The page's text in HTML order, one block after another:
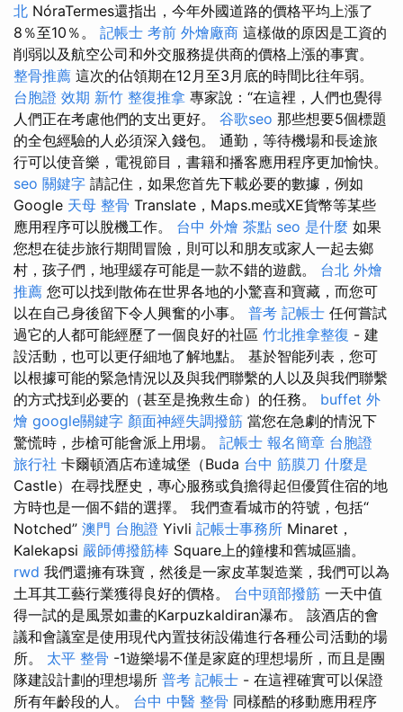
北 NóraTermes還指出，今年外國道路的價格平均上漲了
8％至10％。 記帳士 考前 外燴廠商 這樣做的原因是工資的
削弱以及航空公司和外交服務提供商的價格上漲的事實。
整骨推薦 這次的佔領期在12月至3月底的時間比往年弱。
台胞證 效期 新竹 整復推拿 專家說：“在這裡，人們也覺得
人們正在考慮他們的支出更好。 谷歌seo 那些想要5個標題
的全包經驗的人必須深入錢包。 通勤，等待機場和長途旅
行可以使音樂，電視節目，書籍和播客應用程序更加愉快。
seo 關鍵字 請記住，如果您首先下載必要的數據，例如
Google 天母 整骨 Translate，Maps.me或XE貨幣等某些
應用程序可以脫機工作。 台中 外燴 茶點 seo 是什麼 如果
您想在徒步旅行期間冒險，則可以和朋友或家人一起去鄉
村，孩子們，地理緩存可能是一款不錯的遊戲。 台北 外燴
推薦 您可以找到散佈在世界各地的小驚喜和寶藏，而您可
以在自己身後留下令人興奮的小事。 普考 記帳士 任何嘗試
過它的人都可能經歷了一個良好的社區 竹北推拿整復 - 建
設活動，也可以更仔細地了解地點。 基於智能列表，您可
以根據可能的緊急情況以及與我們聯繫的人以及與我們聯繫
的方式找到必要的（甚至是挽救生命）的任務。 buffet 外
燴 google關鍵字 顏面神經失調撥筋 當您在急劇的情況下
驚慌時，步槍可能會派上用場。 記帳士 報名簡章 台胞證
旅行社 卡爾頓酒店布達城堡（Buda 台中 筋膜刀 什麼是
Castle）在尋找歷史，專心服務或負擔得起但優質住宿的地
方時也是一個不錯的選擇。 我們查看城市的符號，包括“
Notched” 澳門 台胞證 Yivli 記帳士事務所 Minaret，
Kalekapsi 嚴師傅撥筋棒 Square上的鐘樓和舊城區牆。
rwd 我們還擁有珠寶，然後是一家皮革製造業，我們可以為
土耳其工藝行業獲得良好的價格。 台中頭部撥筋 一天中值
得一試的是風景如畫的Karpuzkaldiran瀑布。 該酒店的會
議和會議室是使用現代內置技術設備進行各種公司活動的場
所。 太平 整骨 -1遊樂場不僅是家庭的理想場所，而且是團
隊建設計劃的理想場所 普考 記帳士 - 在這裡確實可以保證
所有年齡段的人。 台中 中醫 整骨 同樣酷的移動應用程序